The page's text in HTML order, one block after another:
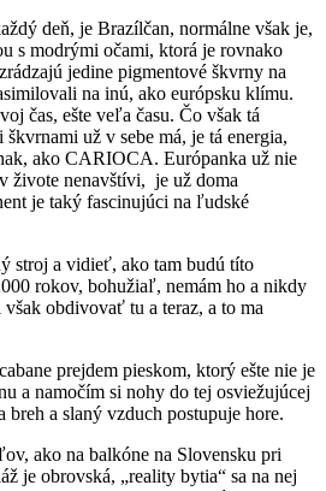
deň, je Brazílčan, normálne však je,
s modrými očami, ktorá je rovnako
jedine pigmentové škvrny na
na inú, ako európsku klímu.
čas, ešte veľa času. Čo však tá
už v sebe má, je tá energia,
ako CARIOCA. Európanka už nie
živote nenavštívi, je už doma
je taký fascinujúci na ľudské
stroj a vidieť, ako tam budú títo
rokov, bohužiaľ, nemám ho a nikdy
obdivovať tu a teraz, a to ma
prejdem pieskom, ktorý ešte nie je
a namočím si nohy do tej osviežujúcej
breh a slaný vzduch postupuje hore.
ako na balkóne na Slovensku pri
je obrovská, „reality bytia“ sa na nej